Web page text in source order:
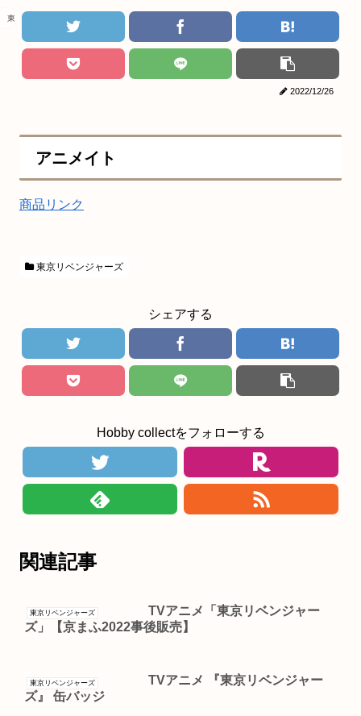
東京リベンジャーズ
2022/12/26
アニメイト
商品リンク
東京リベンジャーズ
シェアする
Hobby collectをフォローする
関連記事
東京リベンジャーズ
TVアニメ「東京リベンジャー
ズ」【京まふ2022事後販売】
東京リベンジャーズ
TVアニメ 『東京リベンジャー
ズ』 缶バッジ